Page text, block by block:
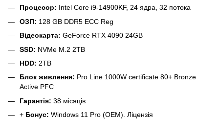
Процесор: Intel Core i9-14900KF, 24 ядра, 32 потока
ОЗП: 128 GB DDR5 ECC Reg
Відеокарта: GeForce RTX 4090 24GB
SSD: NVMe M.2 2TB
HDD: 2TB
Блок живлення: Pro Line 1000W certificate 80+ Bronze
Active PFC
Гарантія: 38 місяців
+ Бонус: Windows 11 Pro (OEM). Ліцензія